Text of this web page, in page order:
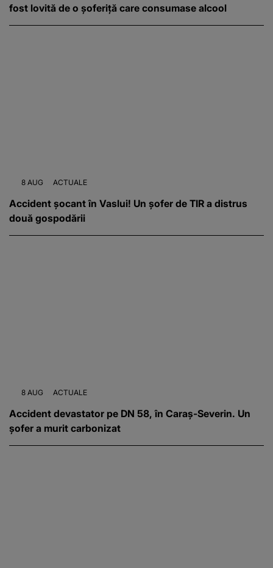
fost lovită de o șoferiță care consumase alcool
8 AUG ACTUALE
Accident șocant în Vaslui! Un șofer de TIR a distrus
două gospodării
8 AUG ACTUALE
Accident devastator pe DN 58, în Caraș-Severin. Un
șofer a murit carbonizat